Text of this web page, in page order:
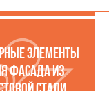
ЭЛЕМЕНТЫ
ФАСАДА ИЗ